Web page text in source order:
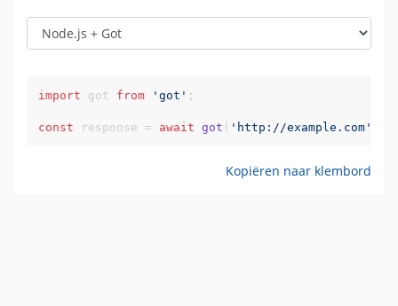
import got from 'got' ;
const response = await got ( 'http://example.com'
Kopiëren naar klembord